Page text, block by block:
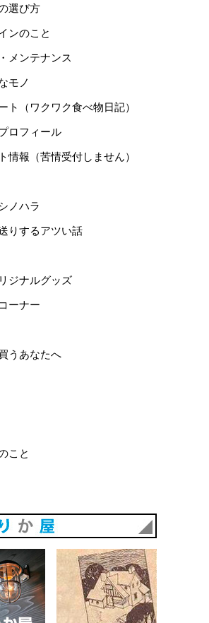
選び方
ンのこと
メンテナンス
モノ
ト（ワクワク食べ物日記）
ロフィール
情報（苦情受付しません）
ノハラ
りするアツい話
ジナルグッズ
ーナー
うあなたへ
こと
あめりか屋WEBサイト